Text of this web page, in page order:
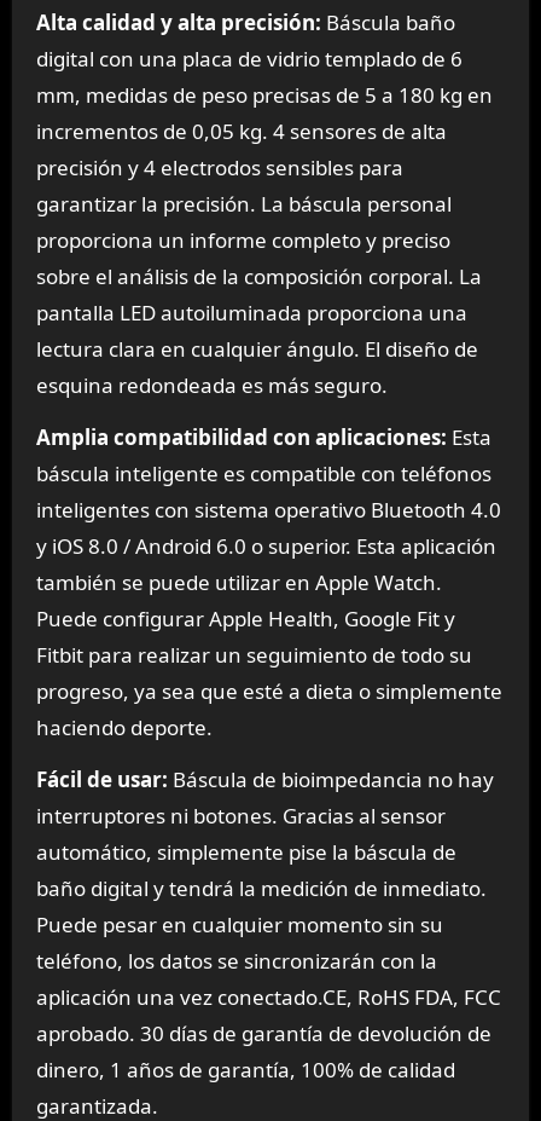
Alta calidad y alta precisión: Báscula baño
digital con una placa de vidrio templado de 6
mm, medidas de peso precisas de 5 a 180 kg en
incrementos de 0,05 kg. 4 sensores de alta
precisión y 4 electrodos sensibles para
garantizar la precisión. La báscula personal
proporciona un informe completo y preciso
sobre el análisis de la composición corporal. La
pantalla LED autoiluminada proporciona una
lectura clara en cualquier ángulo. El diseño de
esquina redondeada es más seguro.
Amplia compatibilidad con aplicaciones: Esta
báscula inteligente es compatible con teléfonos
inteligentes con sistema operativo Bluetooth 4.0
y iOS 8.0 / Android 6.0 o superior. Esta aplicación
también se puede utilizar en Apple Watch.
Puede configurar Apple Health, Google Fit y
Fitbit para realizar un seguimiento de todo su
progreso, ya sea que esté a dieta o simplemente
haciendo deporte.
Fácil de usar: Báscula de bioimpedancia no hay
interruptores ni botones. Gracias al sensor
automático, simplemente pise la báscula de
baño digital y tendrá la medición de inmediato.
Puede pesar en cualquier momento sin su
teléfono, los datos se sincronizarán con la
aplicación una vez conectado.CE, RoHS FDA, FCC
aprobado. 30 días de garantía de devolución de
dinero, 1 años de garantía, 100% de calidad
garantizada.